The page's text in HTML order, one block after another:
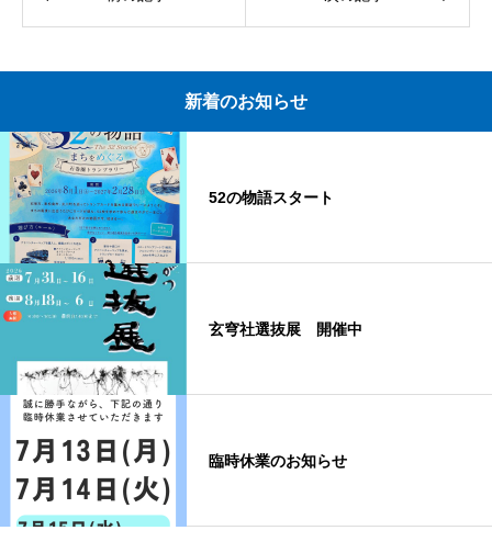
新着のお知らせ
52の物語スタート
玄穹社選抜展 開催中
臨時休業のお知らせ